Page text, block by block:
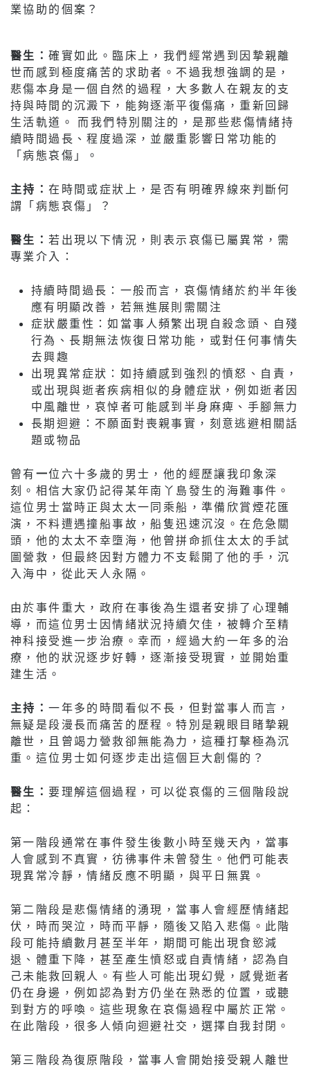
業協助的個案？
醫生：確實如此。臨床上，我們經常遇到因摯親離
世而感到極度痛苦的求助者。不過我想強調的是，
悲傷本身是一個自然的過程，大多數人在親友的支
持與時間的沉澱下，能夠逐漸平復傷痛，重新回歸
生活軌道。 而我們特別關注的，是那些悲傷情緒持
續時間過長、程度過深，並嚴重影響日常功能的
「病態哀傷」。
主持：在時間或症狀上，是否有明確界線來判斷何
謂「病態哀傷」？
醫生：若出現以下情況，則表示哀傷已屬異常，需
專業介入：
持續時間過長：一般而言，哀傷情緒於約半年後
應有明顯改善，若無進展則需關注
症狀嚴重性：如當事人頻繁出現自殺念頭、自殘
行為、長期無法恢復日常功能，或對任何事情失
去興趣
出現異常症狀：如持續感到強烈的憤怒、自責，
或出現與逝者疾病相似的身體症狀，例如逝者因
中風離世，哀悼者可能感到半身麻痺、手腳無力
長期迴避：不願面對喪親事實，刻意逃避相關話
題或物品
曾有 一位六十多歲的男士，他的經歷讓我印象深
刻。相信大家仍記得某年南丫島發生的海難事件。
這位男士當時正與太太一同乘船，準備欣賞煙花匯
演，不料遭遇撞船事故，船隻迅速沉沒。在危急關
頭，他的太太不幸墮海，他曾拼命抓住太太的手試
圖營救，但最終因對方體力不支鬆開了他的手，沉
入海中，從此天人永隔。
由於事件重大，政府在事後為生還者安排了心理輔
導，而這位男士因情緒狀況持續欠佳，被轉介至精
神科接受進一步治療。幸而，經過大約一年多的治
療，他的狀況逐步好轉，逐漸接受現實，並開始重
建生活。
主持：一年多的時間看似不長，但對當事人而言，
無疑是段漫長而痛苦的歷程。特別是親眼目睹摯親
離世，且曾竭力營救卻無能為力，這種打擊極為沉
重。這位男士如何逐步走出這個巨大創傷的？
醫生：要理解這個過程，可以從哀傷的三個階段說
起：
第一階段通常在事件發生後數小時至幾天內，當事
人會感到不真實，彷彿事件未曾發生。他們可能表
現異常冷靜，情緒反應不明顯，與平日無異。
第二階段是悲傷情緒的湧現，當事人會經歷情緒起
伏，時而哭泣，時而平靜，隨後又陷入悲傷。此階
段可能持續數月甚至半年，期間可能出現食慾減
退、體重下降，甚至產生憤怒或自責情緒，認為自
己未能救回親人。有些人可能出現幻覺，感覺逝者
仍在身邊，例如認為對方仍坐在熟悉的位置，或聽
到對方的呼喚。這些現象在哀傷過程中屬於正常。
在此階段，很多人傾向迴避社交，選擇自我封閉。
第三階段為復原階段，當事人會開始接受親人離世